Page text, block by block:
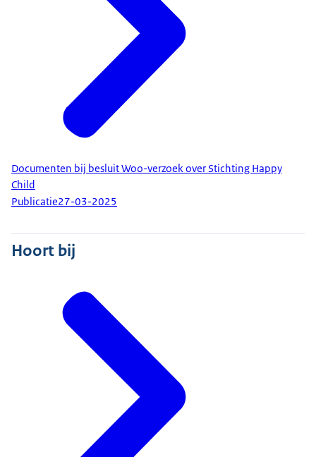
Documenten bij besluit Woo-verzoek over Stichting Happy
Child
Publicatie27-03-2025
Hoort bij